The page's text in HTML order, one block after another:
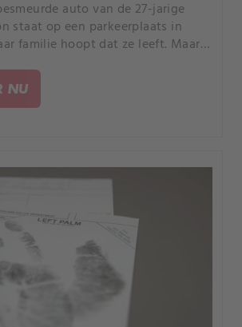
auto van de 27-jarige
staat op een parkeerplaats in
familie hoopt dat ze leeft. Maar
naar vermiste personen verandert
NU